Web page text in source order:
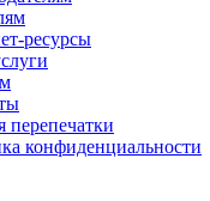
ресурсы
перепечатки
конфиденциальности